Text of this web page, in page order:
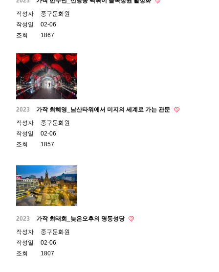
작성자
중구문화원
작성일
02-06
조회
1867
2023
가작 최혜영_남산타워에서 미지의 세계로 가는 관문
작성자
중구문화원
작성일
02-06
조회
1857
2023
가작 최태희_늦은오후의 명동성당
작성자
중구문화원
작성일
02-06
조회
1807